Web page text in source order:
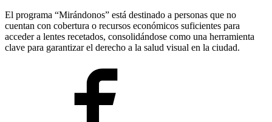
El programa “Mirándonos” está destinado a personas que no
cuentan con cobertura o recursos económicos suficientes para
acceder a lentes recetados, consolidándose como una herramienta
clave para garantizar el derecho a la salud visual en la ciudad.